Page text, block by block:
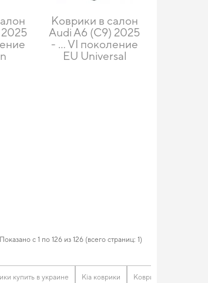
Коврики в салон
Audi A6 (C9) 2025
- ... VI поколение
EU Universal
Показано с 1 по 126 из 126 (всего страниц: 1)
купить в украине Kia коврики Коврики на опель